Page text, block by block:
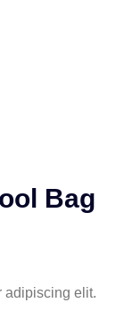
Bag
adipiscing elit.